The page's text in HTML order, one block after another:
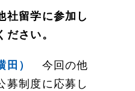
留学に参加し
ださい。
）
今回の他
募制度に応募し